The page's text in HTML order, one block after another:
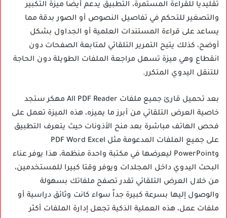
تقليديا للقراءة المستمرة، التطبيق يدعم أيضا ميزة التكبير
والتصغير للتحكم في تفاصيل النصوص أو الصور بدقة مما
يساعد على قراءة المستندات العلمية أو الجداول بشكل
أوضح، كذلك يتيح التمرير التلقائي لمتابعة الصفحات دون
انقطاع وهي ميزة تسهل مراجعة الملفات الطويلة دون الحاجة
للتنقل اليدوي المتكرر.
بعد تحميل قارئ جميع ملفات All PDF Reader مهكر ستجد
خاصية العرض التلقائي من أبرز ما يميزه، هذه الميزة تعمل على
فحص الهاتف مباشرة بعد منح الأذونات حيث يتعرف التطبيق
على جميع الملفات المدعومة مثل PDF Word Excel
وPowerPoint ليعرضها في مكتبة واحدة منظمة، هذا يوفر عناء
البحث اليدوي داخل المجلدات ويوفر وقتا كبيرا للمستخدمين،
من خلال العرض التلقائي تقدر تصفح ملفاتك بسهولة
والوصول إليها بسرعة كبيرة جداً سواء كانت وثائق دراسية أو
ملفات عمل، هذه العملية الذكية تجعل إدارة الملفات أكثر